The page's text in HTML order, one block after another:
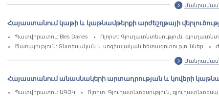
Հայաստանում կաթի և կաթնամթերքի արժեշղթայի
Պատվիրատու: Bles Dairies
Ոլորտ: Գյուղատնտեսություն,
Ծառայություն: Տնտեսական և սոցիալական հետազոտություններ
Հայաստանում անասնակերի արտադրության և կովերի
Պատվիրատու: ԱԳԶԿ
Ոլորտ: Գյուղատնտեսություն,